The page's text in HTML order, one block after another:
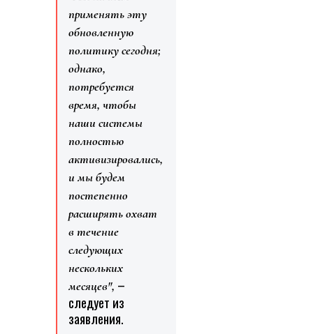
применять эту
обновленную
политику сегодня;
однако,
потребуется
время, чтобы
наши системы
полностью
активизировались,
и мы будем
постепенно
расширять охват
в течение
следующих
нескольких
месяцев", –
следует из
заявления.